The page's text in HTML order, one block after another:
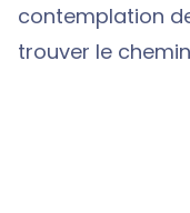
contemplation
trouver le